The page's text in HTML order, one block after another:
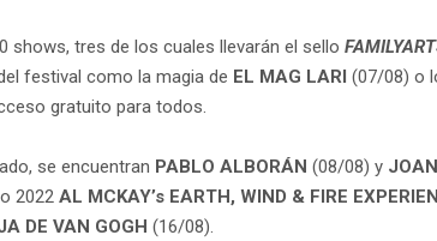
shows, tres de los cuales llevarán el sello
festival como la magia de EL MAG LARI (07/08) o
gratuito para todos.
se encuentran PABLO ALBORÁN (08/08) y
2022 AL MCKAY’s EARTH, WIND & FIRE
DE VAN GOGH (16/08).